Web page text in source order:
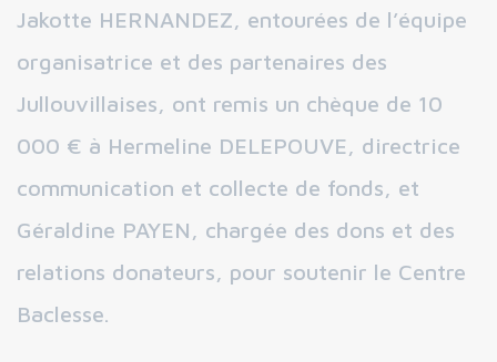
Jakotte HERNANDEZ, entourées de l’équipe
organisatrice et des partenaires des
Jullouvillaises, ont remis un chèque de 10
000 € à Hermeline DELEPOUVE, directrice
communication et collecte de fonds, et
Géraldine PAYEN, chargée des dons et des
relations donateurs, pour soutenir le Centre
Baclesse.